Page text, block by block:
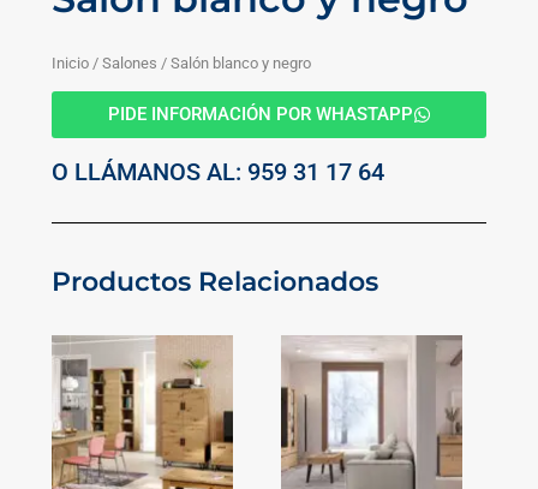
Inicio / Salones / Salón blanco y negro
PIDE INFORMACIÓN POR WHASTAPP
O LLÁMANOS AL: 959 31 17 64
Productos Relacionados